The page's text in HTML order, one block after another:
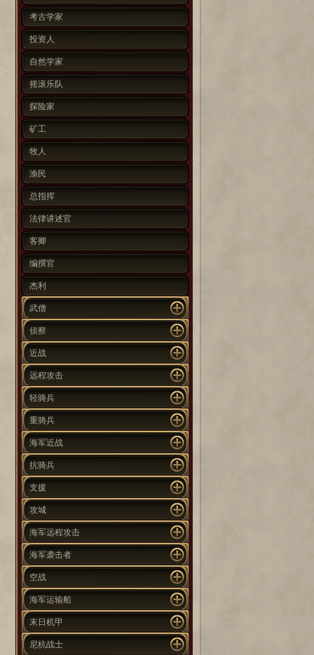
考古学家
投资人
自然学家
摇滚乐队
探险家
矿工
牧人
渔民
总指挥
法律讲述官
客卿
编撰官
杰利
武僧
侦察
近战
远程攻击
轻骑兵
重骑兵
海军近战
抗骑兵
支援
攻城
海军远程攻击
海军袭击者
空战
海军运输船
末日机甲
尼杭战士